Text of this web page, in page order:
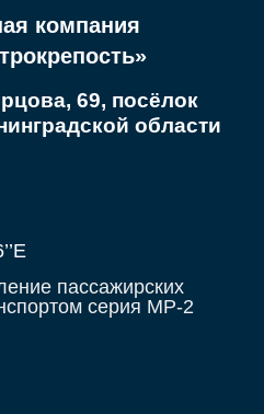
компания
69, посёлок
области
пассажирских
серия МР-2